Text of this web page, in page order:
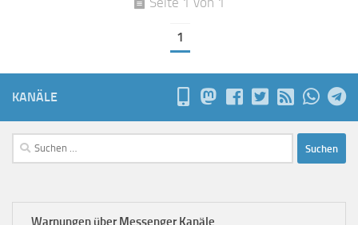
1
KANÄLE
Suchen
nach:
Warnungen über Messenger Kanäle